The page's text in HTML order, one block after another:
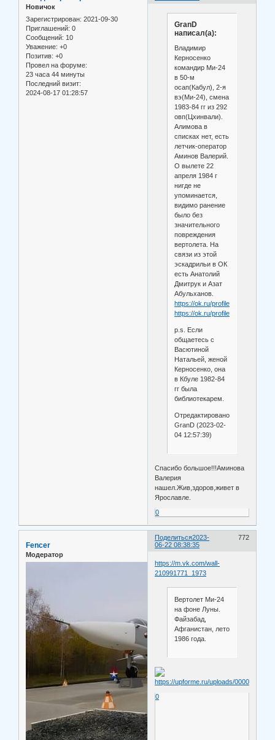
Новичок
Зарегистрирован: 2021-09-30
Приглашений: 0
Сообщений: 10
Уважение: +0
Позитив: +0
Провел на форуме:
23 часа 44 минуты
Последний визит:
2024-08-17 01:28:57
GranD
написал(а):
Владимир
Керносенко
командир Ми-24
в 50-м
осап(Кабул), 2-я
вэ(Ми-24), смена
1983-84 гг из 292
овп(Цхинвали).
Алимова в
списках нет, есть
летчик-оператор
Аминов Валерий.
О вылете 22
апреля 1984 г
нигде не
упоминается,
видимо ранение
было без
значительного
повреждения
вертолета. На
связи из этой
эскадрильи в ОК
есть Анатолий
Дмитрук и Азат
Абульханов.
https://ok.ru/profile/
https://ok.ru/profile/332611435426
p.s. Если
общаетесь с
Васютиной
Натальей, женой
Керносенко, она
в Кбуле 1982-84
гг была
библиотекарем.
Отредактировано
GranD (2023-02-
04 12:57:39)
Спасибо большое!!!Аминова
Валерия
нашел.Жив,здоров,живет в
Ярославле.
0
Поделиться 772
2023-
06-22 08:38:35
Fencer
Модератор
https://m.vk.com/wall-
210991771_1973
Вертолет Ми-24
на фоне Луны.
Файзабад,
Афганистан, лето
1986 года.
0